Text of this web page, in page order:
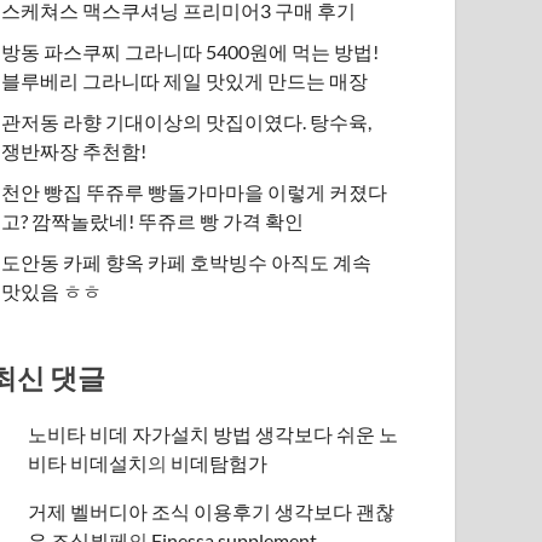
스케쳐스 맥스쿠셔닝 프리미어3 구매 후기
방동 파스쿠찌 그라니따 5400원에 먹는 방법!
블루베리 그라니따 제일 맛있게 만드는 매장
관저동 라향 기대이상의 맛집이였다. 탕수육,
쟁반짜장 추천함!
천안 빵집 뚜쥬루 빵돌가마마을 이렇게 커졌다
고? 깜짝놀랐네! 뚜쥬르 빵 가격 확인
도안동 카페 향옥 카페 호박빙수 아직도 계속
맛있음 ㅎㅎ
신 댓글
노비타 비데 자가설치 방법 생각보다 쉬운 노
비타 비데설치의 비데탐험가
거제 벨버디아 조식 이용후기 생각보다 괜찮